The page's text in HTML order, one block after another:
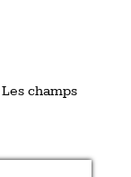
Les champs